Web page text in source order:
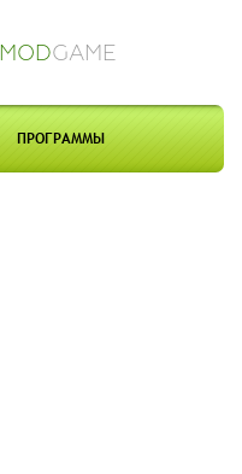
MODGAME
ПРОГРАММЫ